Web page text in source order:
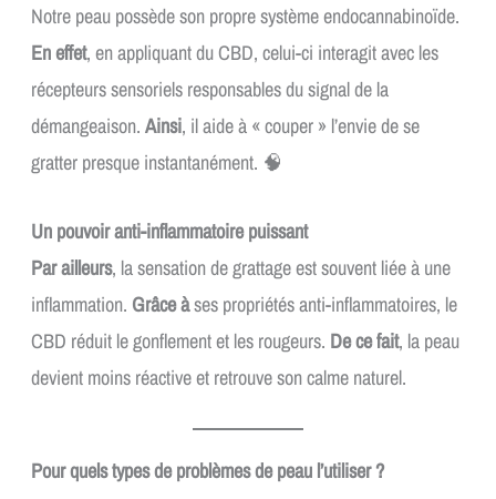
Notre peau possède son propre système endocannabinoïde.
En effet, en appliquant du CBD, celui-ci interagit avec les
récepteurs sensoriels responsables du signal de la
démangeaison.Ainsi, il aide à « couper » l’envie de se
gratter presque instantanément. 🧠
Un pouvoir anti-inflammatoire puissant
Par ailleurs, la sensation de grattage est souvent liée à une
inflammation. Grâce àses propriétés anti-inflammatoires, le
CBD réduit le gonflement et les rougeurs. De ce fait, la peau
devient moins réactive et retrouve son calme naturel.
Pour quels types de problèmes de peau l’utiliser ?